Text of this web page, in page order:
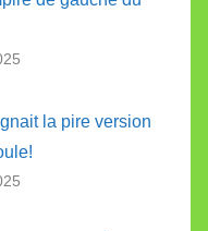
la pire version